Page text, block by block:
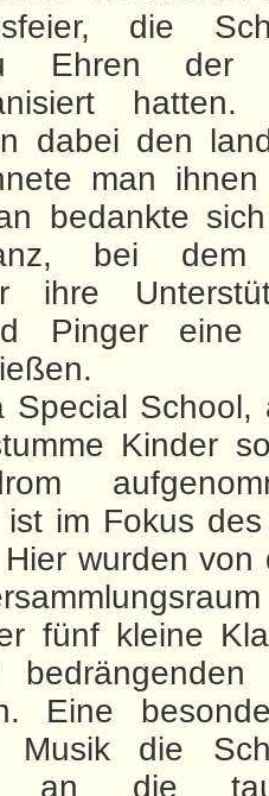
die
Ehren der
dabei den
man ihnen
bedankte
bei
ihre
Pinger eine
Special School,
Kinder
im Fokus
wurden von
fünf kleine
Eine
die
an die